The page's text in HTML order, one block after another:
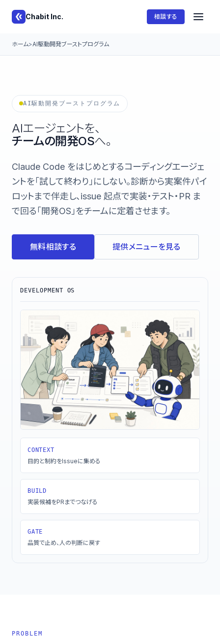
Chabit Inc. 相談する
ホーム AI駆動開発ブーストプログラム
AI駆動開発ブーストプログラム
AIエージェントを、
チームの開発OSへ。
Claude Code をはじめとするコーディングエージェ
ントを「試して終わり」にしない。診断から実案件パイ
ロットまで伴走し、issue 起点で実装・テスト・PR ま
で回る「開発OS」をチームに定着させます。
無料相談する 提供メニューを見る
DEVELOPMENT OS
CONTEXT
目的と制約をIssueに集める
BUILD
実装候補をPRまでつなげる
GATE
品質で止め、人の判断に戻す
PROBLEM